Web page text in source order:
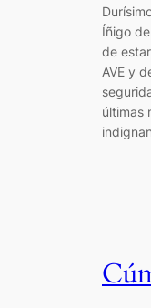
Íñigo
de
AVE y
últimas